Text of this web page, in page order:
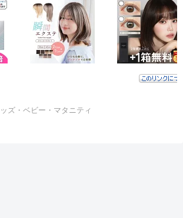
ズ・ベビー・マタニティ